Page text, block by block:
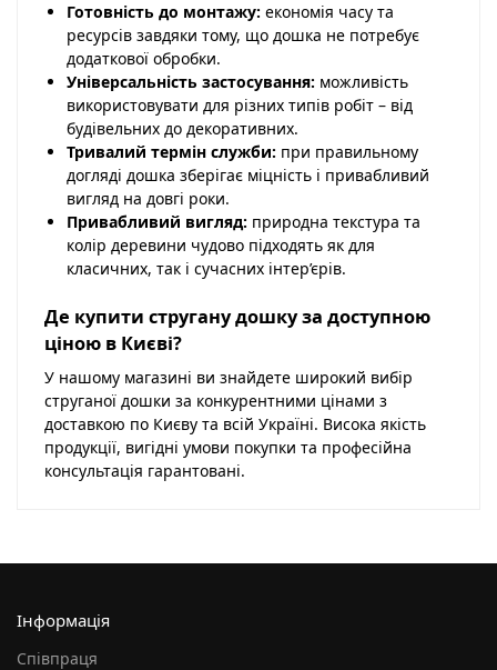
Готовність до монтажу: економія часу та
ресурсів завдяки тому, що дошка не потребує
додаткової обробки.
Універсальність застосування: можливість
використовувати для різних типів робіт – від
будівельних до декоративних.
Тривалий термін служби: при правильному
догляді дошка зберігає міцність і привабливий
вигляд на довгі роки.
Привабливий вигляд: природна текстура та
колір деревини чудово підходять як для
класичних, так і сучасних інтер’єрів.
Де купити стругану дошку за доступною
ціною в Києві?
У нашому магазині ви знайдете широкий вибір
струганої дошки за конкурентними цінами з
доставкою по Києву та всій Україні. Висока якість
продукції, вигідні умови покупки та професійна
консультація гарантовані.
Інформація
Співпраця